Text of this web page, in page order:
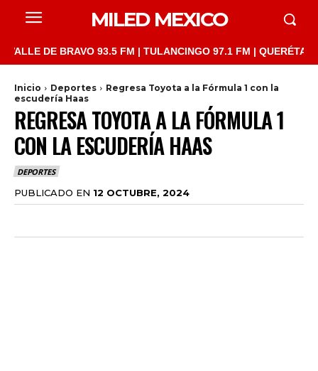
MILED MEXICO
DE BRAVO 93.5 FM | TULANCINGO 97.1 FM | QUERÉTARO
Inicio Deportes
Regresa Toyota a la Fórmula 1 con la
escudería Haas
REGRESA TOYOTA A LA FÓRMULA 1
CON LA ESCUDERÍA HAAS
DEPORTES
PUBLICADO EN 12 OCTUBRE, 2024